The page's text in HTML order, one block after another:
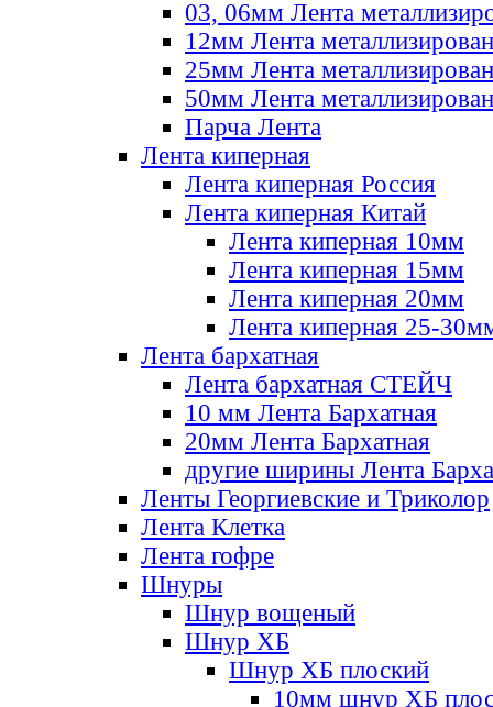
03, 06мм Лента
12мм Лента
25мм Лента
50мм Лента
Парча Лента
Лента киперная
Лента киперная Россия
Лента киперная Китай
Лента киперная 10мм
Лента киперная 15мм
Лента киперная 20мм
Лента киперная 25-
Лента бархатная
Лента бархатная СТЕЙЧ
10 мм Лента Бархатная
20мм Лента Бархатная
другие ширины Лента
Ленты Георгиевские и Триколор
Лента Клетка
Лента гофре
Шнуры
Шнур вощеный
Шнур ХБ
Шнур ХБ плоский
10мм шнур ХБ